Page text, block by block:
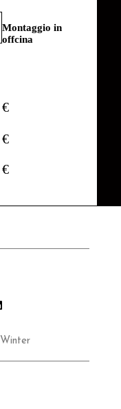
Montaggio in
offcina
Winter